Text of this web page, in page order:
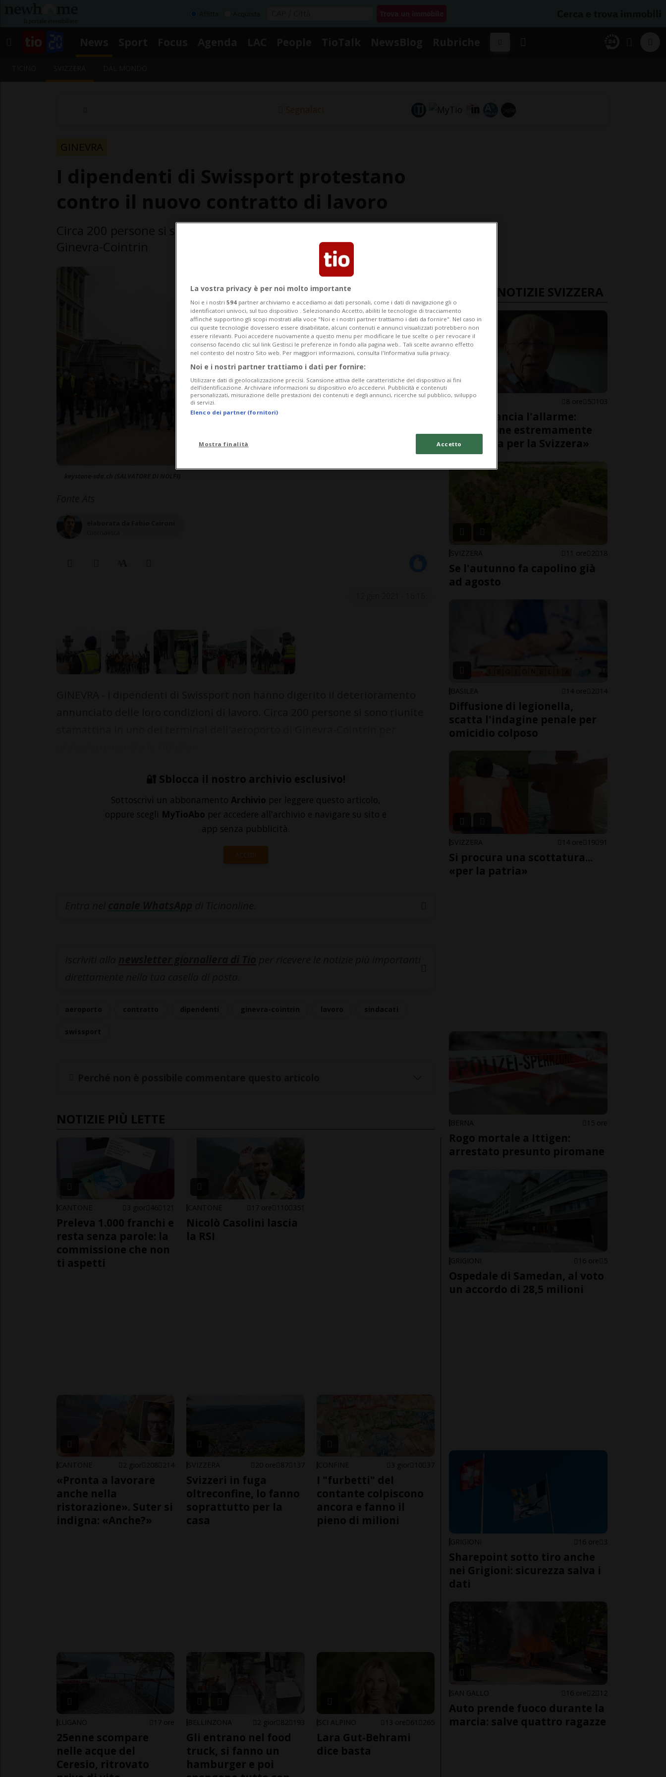
Segnalaci
GINEVRA
🔐 Sblocca il nostro archivio esclusivo!
Sottoscrivi un abbonamento Archivio per leggere questo articolo,
oppure scegli MyTioAbo per accedere all'archivio e navigare su sito e
app senza pubblicità.
ACCEDI
NOTIZIE PIÙ LETTE
CANTONE 3 gior 46 121
Preleva 1.000 franchi e
resta senza parole: la
commissione che non
ti aspetti
CANTONE 17 ore 110 351
Nicolò Casolini lascia
la RSI
CANTONE 2 gior 208 214
«Pronta a lavorare
anche nella
ristorazione». Suter si
indigna: «Anche?»
SVIZZERA 20 ore 87 137
Svizzeri in fuga
oltreconfine, lo fanno
soprattutto per la
casa
CONFINE 3 gior 10 37
I "furbetti" del
contante colpiscono
ancora e fanno il
pieno di milioni
LUGANO 17 ore
25enne scompare
nelle acque del
Ceresio, ritrovato
BELLINZONA 2 gior 82 193
Gli entrano nel food
truck, si fanno un
hamburger e poi
SCI ALPINO 13 ore 61 265
Lara Gut-Behrami
dice basta
ULTIME NOTIZIE SVIZZERA
SVIZZERA 8 ore 5 103
Blocher lancia l'allarme:
«Situazione estremamente
pericolosa per la Svizzera»
SVIZZERA 11 ore 2 18
Se l'autunno fa capolino già
ad agosto
BASILEA 14 ore 2 14
Diffusione di legionella,
scatta l'indagine penale per
omicidio colposo
SVIZZERA 14 ore 19 91
Si procura una scottatura...
«per la patria»
BERNA 15 ore
Rogo mortale a Ittigen:
arrestato presunto piromane
GRIGIONI 16 ore 5
Ospedale di Samedan, al voto
un accordo di 28,5 milioni
GRIGIONI 16 ore 3
Sharepoint sotto tiro anche
nei Grigioni: sicurezza salva i
dati
SAN GALLO 16 ore 2 12
Auto prende fuoco durante la
marcia: salve quattro ragazze
La vostra privacy è per noi molto importante
Noi e i nostri 594 partner archiviamo e accediamo ai dati personali, come i dati di navigazione gli o
identificatori univoci, sul tuo dispositivo . Selezionando Accetto, abiliti le tecnologie di tracciamento
affinché supportino gli scopi mostrati alla voce "Noi e i nostri partner trattiamo i dati da fornire". Nel caso in
cui queste tecnologie dovessero essere disabilitate, alcuni contenuti e annunci visualizzati potrebbero non
essere rilevanti. Puoi accedere nuovamente a questo menu per modificare le tue scelte o per revocare il
consenso facendo clic sul link Gestisci le preferenze in fondo alla pagina web.. Tali scelte avranno effetto
nel contesto del nostro Sito web. Per maggiori informazioni, consulta l'Informativa sulla privacy.
Noi e i nostri partner trattiamo i dati per fornire:
Utilizzare dati di geolocalizzazione precisi. Scansione attiva delle caratteristiche del dispositivo ai fini
dell’identificazione. Archiviare informazioni su dispositivo e/o accedervi. Pubblicità e contenuti
personalizzati, misurazione delle prestazioni dei contenuti e degli annunci, ricerche sul pubblico, sviluppo
di servizi.
Elenco dei partner (fornitori)
Mostra finalità Accetto